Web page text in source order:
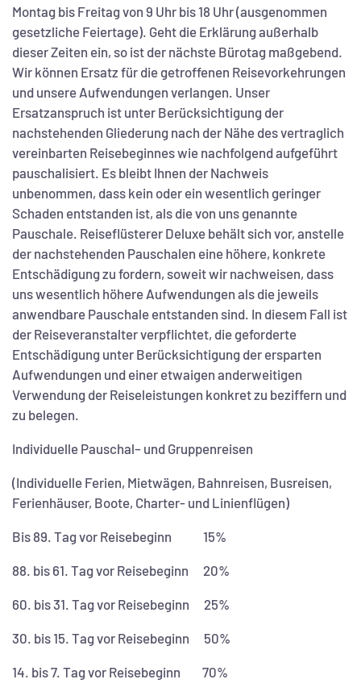
Montag bis Freitag von 9 Uhr bis 18 Uhr (ausgenommen
gesetzliche Feiertage). Geht die Erklärung außerhalb
dieser Zeiten ein, so ist der nächste Bürotag maßgebend.
Wir können Ersatz für die getroffenen Reisevorkehrungen
und unsere Aufwendungen verlangen. Unser
Ersatzanspruch ist unter Berücksichtigung der
nachstehenden Gliederung nach der Nähe des vertraglich
vereinbarten Reisebeginnes wie nachfolgend aufgeführt
pauschalisiert. Es bleibt Ihnen der Nachweis
unbenommen, dass kein oder ein wesentlich geringer
Schaden entstanden ist, als die von uns genannte
Pauschale. Reiseflüsterer Deluxe behält sich vor, anstelle
der nachstehenden Pauschalen eine höhere, konkrete
Entschädigung zu fordern, soweit wir nachweisen, dass
uns wesentlich höhere Aufwendungen als die jeweils
anwendbare Pauschale entstanden sind. In diesem Fall ist
der Reiseveranstalter verpflichtet, die geforderte
Entschädigung unter Berücksichtigung der ersparten
Aufwendungen und einer etwaigen anderweitigen
Verwendung der Reiseleistungen konkret zu beziffern und
zu belegen.
Individuelle Pauschal– und Gruppenreisen
(Individuelle Ferien, Mietwägen, Bahnreisen, Busreisen,
Ferienhäuser, Boote, Charter- und Linienflügen)
Bis 89. Tag vor Reisebeginn 15%
88. bis 61. Tag vor Reisebeginn 20%
60. bis 31. Tag vor Reisebeginn 25%
30. bis 15. Tag vor Reisebeginn 50%
14. bis 7. Tag vor Reisebeginn 70%